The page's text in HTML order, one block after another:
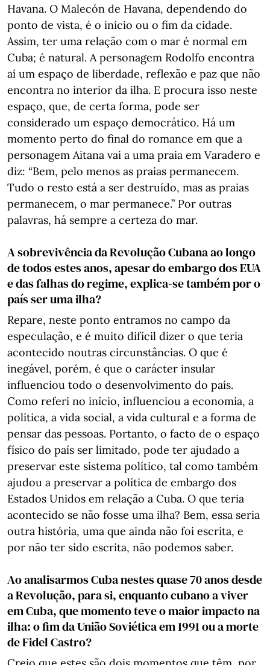
Havana. O Malecón de Havana, dependendo do
ponto de vista, é o início ou o fim da cidade.
Assim, ter uma relação com o mar é normal em
Cuba; é natural. A personagem Rodolfo encontra
aí um espaço de liberdade, reflexão e paz que não
encontra no interior da ilha. E procura isso neste
espaço, que, de certa forma, pode ser
considerado um espaço democrático. Há um
momento perto do final do romance em que a
personagem Aitana vai a uma praia em Varadero e
diz: “Bem, pelo menos as praias permanecem.
Tudo o resto está a ser destruído, mas as praias
permanecem, o mar permanece.” Por outras
palavras, há sempre a certeza do mar.
A sobrevivência da Revolução Cubana ao longo
de todos estes anos, apesar do embargo dos EUA
e das falhas do regime, explica-se também por o
país ser uma ilha?
Repare, neste ponto entramos no campo da
especulação, e é muito difícil dizer o que teria
acontecido noutras circunstâncias. O que é
inegável, porém, é que o carácter insular
influenciou todo o desenvolvimento do país.
Como referi no início, influenciou a economia, a
política, a vida social, a vida cultural e a forma de
pensar das pessoas. Portanto, o facto de o espaço
físico do país ser limitado, pode ter ajudado a
preservar este sistema político, tal como também
ajudou a preservar a política de embargo dos
Estados Unidos em relação a Cuba. O que teria
acontecido se não fosse uma ilha? Bem, essa seria
outra história, uma que ainda não foi escrita, e
por não ter sido escrita, não podemos saber.
Ao analisarmos Cuba nestes quase 70 anos desde
a Revolução, para si, enquanto cubano a viver
em Cuba, que momento teve o maior impacto na
ilha: o fim da União Soviética em 1991 ou a morte
de Fidel Castro?